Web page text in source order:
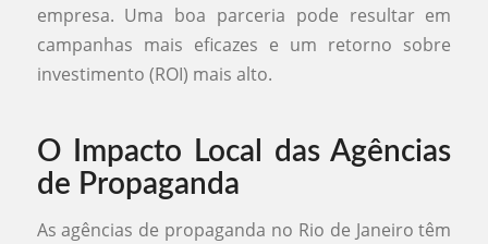
empresa. Uma boa parceria pode resultar em
campanhas mais eficazes e um retorno sobre
investimento (ROI) mais alto.
O Impacto Local das Agências
de Propaganda
As agências de propaganda no Rio de Janeiro têm